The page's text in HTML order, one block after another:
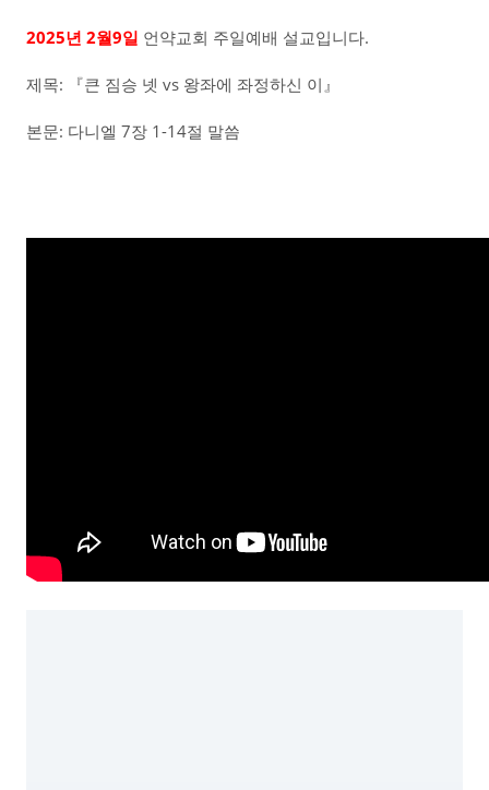
2025년 2월9일 언약교회 주일예배 설교입니다.
제목: 『큰 짐승 넷 vs 왕좌에 좌정하신 이』
본문: 다니엘 7장 1-14절 말씀